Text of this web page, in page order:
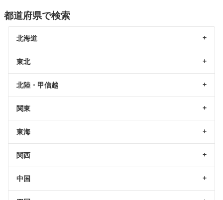
都道府県で検索
北海道
東北
北陸・甲信越
関東
東海
関西
中国